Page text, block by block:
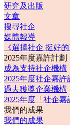
研究及出版
文章
搜尋社企
媒體報導
《選擇社企 挺好
2025年度嘉許計劃
成為支持社企機構
2025年度社企嘉許
過去獲獎企業機構
2025年度「社企
我們的成果
我們的成果